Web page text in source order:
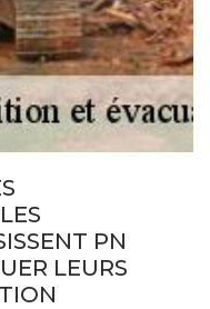
PN
LEURS